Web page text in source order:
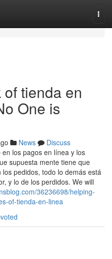
tienda en
One is
News
Discuss
los pagos en línea y los
supuesta mente tiene que
pedidos, todo lo demás está
y lo de los perdidos. We will
36236698/helping-
of-tienda-en-linea